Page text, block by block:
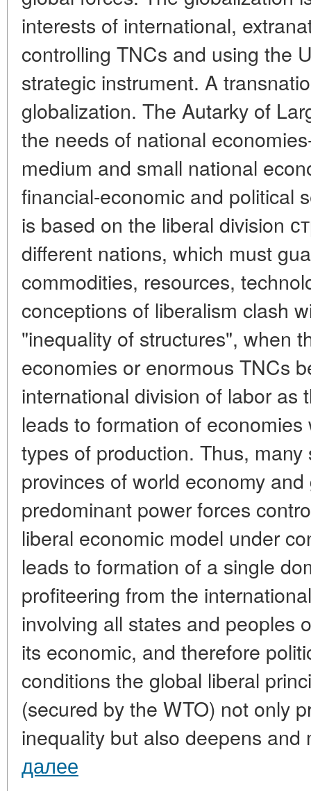
interests of international,
controlling TNCs and using the
strategic instrument. A
globalization. The Autarky of
the needs of national
medium and small national
financial-economic and political
is based on the liberal division
different nations, which must
commodities, resources,
conceptions of liberalism clash
"inequality of structures", when
economies or enormous TNCs
international division of labor as
leads to formation of
types of production. Thus,
provinces of world economy
predominant power forces
liberal economic model under
leads to formation of a single
profiteering from the
involving all states and peoples
its economic, and therefore
conditions the global liberal
(secured by the WTO) not only
inequality but also deepens
далее